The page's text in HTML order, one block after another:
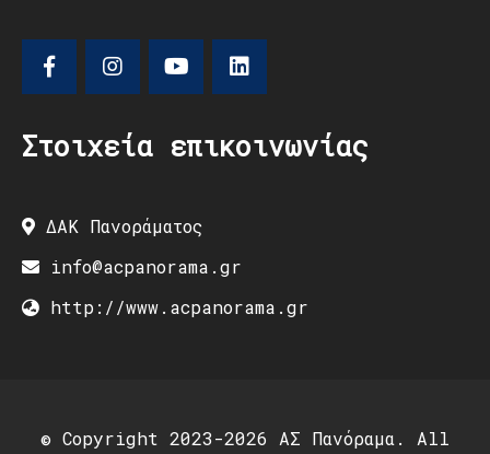
Στοιχεία επικοινωνίας
ΔΑΚ Πανοράματος
info@acpanorama.gr
http://www.acpanorama.gr
© Copyright 2023-2026 ΑΣ Πανόραμα. All